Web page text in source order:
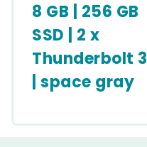
8 GB | 256 GB
SSD | 2 x
Thunderbolt 3
| space gray